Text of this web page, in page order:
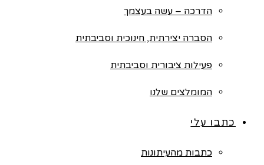
הדרכה – עשה בעצמך
הסברה יצירתית, חינוכית וסביבתית
פעילות ציבורית וסביבתית
המומלצים שלנו
כתבו עלי
כתבות מהעיתונות